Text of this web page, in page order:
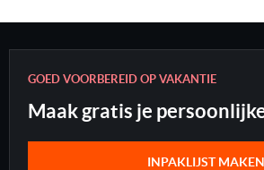
GOED VOORBEREID OP VAKANTIE
Maak gratis je
INPAKLIJST MAKEN